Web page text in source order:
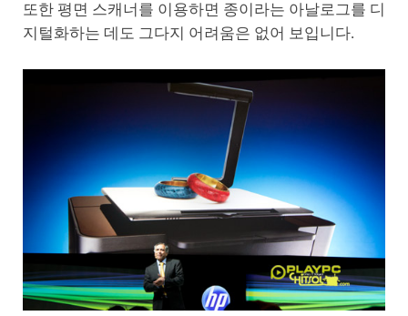
또한 평면 스캐너를 이용하면 종이라는 아날로그를 디
지털화하는 데도 그다지 어려움은 없어 보입니다.